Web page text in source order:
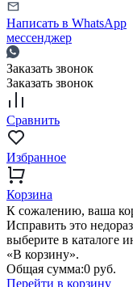
Написать в WhatsApp
мессенджер
Заказать звонок
Заказать звонок
Сравнить
Избранное
Корзина
К сожалению, ваша
Исправить это
выберите в каталоге
«В корзину».
Общая сумма:0 руб.
Перейти в корзину